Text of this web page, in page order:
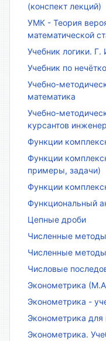
(конспект лекций)
УМК - Теория
математической
Учебник логики. Г.
Учебник по
Учебно-
математика
Учебно-
курсантов
Функции
Функции
примеры, задачи)
Функции
Функциональный
Цепные дроби
Численные методы
Численные
Числовые
Эконометрика
Эконометрика -
Эконометрика
Эконометрика.